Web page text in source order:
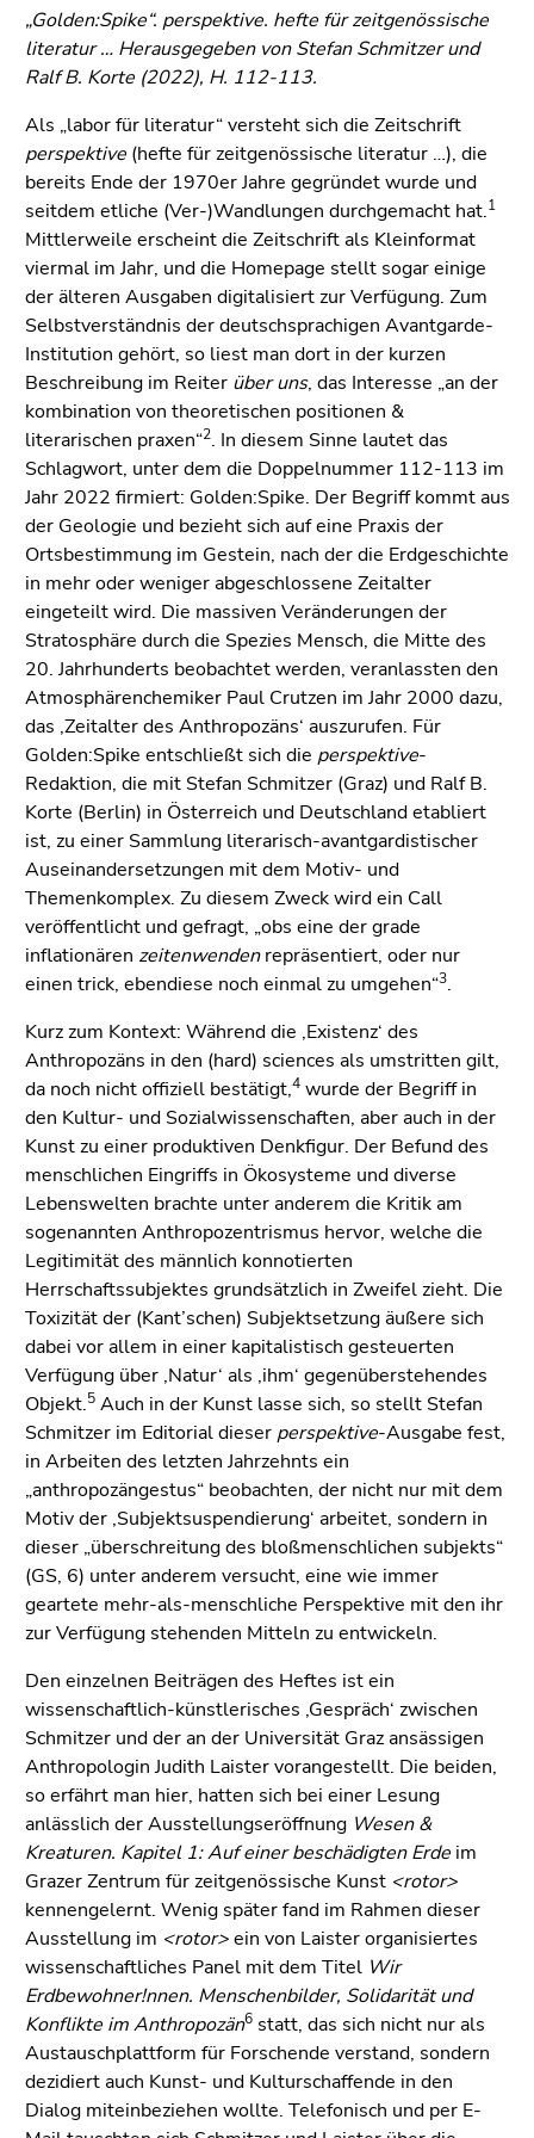
(Zugriffstaste
5)
Zu
Seiteneinstellungen
(Benutzer/Sprache)
(Zugriffstaste
8)
Zur
Suche
(Zugriffstaste
9)
„Golden:Spike“. perspektive. hefte für zeitgenössische
literatur … Herausgegeben von Stefan Schmitzer und
Ralf B. Korte (2022), H. 112-113.
Als „labor für literatur“ versteht sich die Zeitschrift
perspektive (hefte für zeitgenössische literatur …), die
bereits Ende der 1970er Jahre gegründet wurde und
seitdem etliche (Ver-)Wandlungen durchgemacht hat.1
Mittlerweile erscheint die Zeitschrift als Kleinformat
viermal im Jahr, und die Homepage stellt sogar einige
der älteren Ausgaben digitalisiert zur Verfügung. Zum
Selbstverständnis der deutschsprachigen Avantgarde-
Institution gehört, so liest man dort in der kurzen
Beschreibung im Reiter über uns, das Interesse „an der
kombination von theoretischen positionen &
literarischen praxen“2. In diesem Sinne lautet das
Schlagwort, unter dem die Doppelnummer 112-113 im
Jahr 2022 firmiert: Golden:Spike. Der Begriff kommt aus
der Geologie und bezieht sich auf eine Praxis der
Ortsbestimmung im Gestein, nach der die Erdgeschichte
in mehr oder weniger abgeschlossene Zeitalter
eingeteilt wird. Die massiven Veränderungen der
Stratosphäre durch die Spezies Mensch, die Mitte des
20. Jahrhunderts beobachtet werden, veranlassten den
Atmosphärenchemiker Paul Crutzen im Jahr 2000 dazu,
das ‚Zeitalter des Anthropozäns‘ auszurufen. Für
Golden:Spike entschließt sich die perspektive-
Redaktion, die mit Stefan Schmitzer (Graz) und Ralf B.
Korte (Berlin) in Österreich und Deutschland etabliert
ist, zu einer Sammlung literarisch-avantgardistischer
Auseinandersetzungen mit dem Motiv- und
Themenkomplex. Zu diesem Zweck wird ein Call
veröffentlicht und gefragt, „obs eine der grade
inflationären zeitenwendenrepräsentiert, oder nur
einen trick, ebendiese noch einmal zu umgehen“3.
Kurz zum Kontext: Während die ‚Existenz‘ des
Anthropozäns in den (hard) sciences als umstritten gilt,
da noch nicht offiziell bestätigt,4 wurde der Begriff in
den Kultur- und Sozialwissenschaften, aber auch in der
Kunst zu einer produktiven Denkfigur. Der Befund des
menschlichen Eingriffs in Ökosysteme und diverse
Lebenswelten brachte unter anderem die Kritik am
sogenannten Anthropozentrismus hervor, welche die
Legitimität des männlich konnotierten
Herrschaftssubjektes grundsätzlich in Zweifel zieht. Die
Toxizität der (Kant’schen) Subjektsetzung äußere sich
dabei vor allem in einer kapitalistisch gesteuerten
Verfügung über ‚Natur‘ als ‚ihm‘ gegenüberstehendes
Objekt.5 Auch in der Kunst lasse sich, so stellt Stefan
Schmitzer im Editorial dieser perspektive-Ausgabe fest,
in Arbeiten des letzten Jahrzehnts ein
„anthropozängestus“ beobachten, der nicht nur mit dem
Motiv der ‚Subjektsuspendierung‘ arbeitet, sondern in
dieser „überschreitung des bloßmenschlichen subjekts“
(GS, 6) unter anderem versucht, eine wie immer
geartete mehr-als-menschliche Perspektive mit den ihr
zur Verfügung stehenden Mitteln zu entwickeln.
Den einzelnen Beiträgen des Heftes ist ein
wissenschaftlich-künstlerisches ‚Gespräch‘ zwischen
Schmitzer und der an der Universität Graz ansässigen
Anthropologin Judith Laister vorangestellt. Die beiden,
so erfährt man hier, hatten sich bei einer Lesung
anlässlich der Ausstellungseröffnung Wesen &
Kreaturen. Kapitel 1: Auf einer beschädigten Erde im
Grazer Zentrum für zeitgenössische Kunst <rotor>
kennengelernt. Wenig später fand im Rahmen dieser
Ausstellung im <rotor>ein von Laister organisiertes
wissenschaftliches Panel mit dem Titel Wir
Erdbewohner!nnen. Menschenbilder, Solidarität und
Konflikte im Anthropozän6 statt, das sich nicht nur als
Austauschplattform für Forschende verstand, sondern
dezidiert auch Kunst- und Kulturschaffende in den
Dialog miteinbeziehen wollte. Telefonisch und per E-